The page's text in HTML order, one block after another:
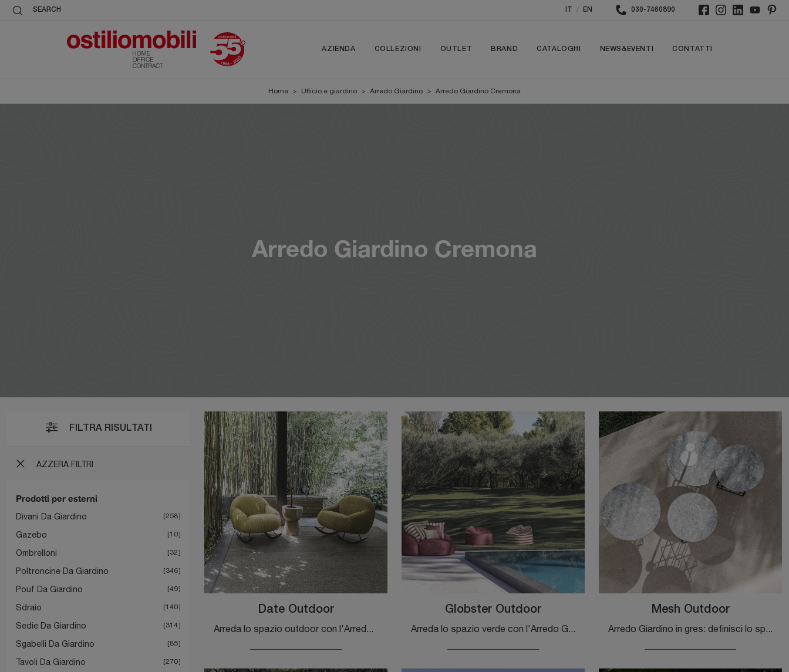
SEARCH / EN 030-7460890
AZIENDA COLLEZIONI OUTLET BRAND CATALOGHI NEWS&EVENTI CONTATTI
Home > Ufficio e giardino > Arredo Giardino > Arredo Giardino Cremona
Arredo Giardino Cremona
FILTRA RISULTATI
AZZERA FILTRI
Prodotti per esterni
Divani Da Giardino 258
Gazebo 10
Ombrelloni 32
Poltroncine Da Giardino 346
Pouf Da Giardino 49
Sdraio 140
Sedie Da Giardino 314
Sgabelli Da Giardino 85
Tavoli Da Giardino 270
Date Outdoor
Arreda lo spazio outdoor con l'Arredo Giardino Flexteam! Set e poltroncine da giardino in tessuto, come il modello Date Outdoor, ti attendono!
Globster Outdoor
Arreda lo spazio verde con l'Arredo Giardino Flexteam! Set e poltroncine da giardino in tessuto, come il modello Globster Outdoor, ti aspettano!
Mesh Outdoor
Arredo Giardino in gres: definisci lo spazio all'aperto con diverse soluzioni di tavolini da giardino del marchio Flexteam.